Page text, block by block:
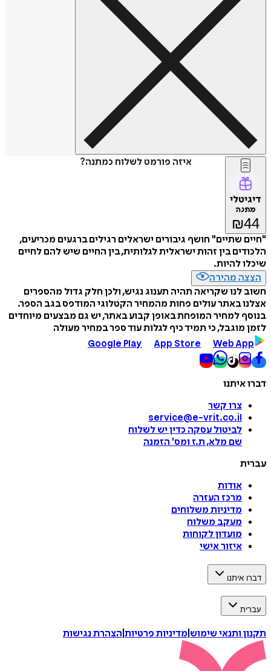
איזה פורמט לשלוח כמתנה?
דיגיטלי
מתנה
₪44
"חיים שתיים" חושף גיבורים ישראלים רגילים ברגעים מכריעים,
הלכודים בין זהות ישראלית לגלותית, בין החיים שיש להם לחיים
שיכלו להיות.
הצצה מהירה
חשוב לנו שקריאה תהיה תענוג נגיש, ולכן חלק גדול מהספרים
אצלנו באתר עולים פחות מהמחיר הקטלוגי המודפס בגב הספר.
בנוסף למחיר המופחת באופן קבוע באתר, יש גם מבצעים מיוחדים
לזמן מוגבל, כי תמיד כיף לגלות עוד ספר במחיר מעולה
Google Play
App Store Web App
דברו איתנו
צרו קשר
service@e-vrit.co.il
לביטול עסקה כדין יש לשלוח
שם מלא, ת.ז ומס' הזמנה
עברית
אודות
מרכז העזרה
מדיניות משלוחים
מעקב משלוח
מועדון לקוחות
איזור אישי
דברו איתנו
עברית
תקנון ותנאי שימוש מדיניות פרטיות הצהרת נגישות